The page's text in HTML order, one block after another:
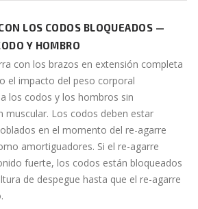
LOS CODOS BLOQUEADOS —
Y HOMBRO
con los brazos en extensión completa
el impacto del peso corporal
los codos y los hombros sin
muscular. Los codos deben estar
en el momento del re-agarre
amortiguadores. Si el re-agarre
fuerte, los codos están bloqueados
de despegue hasta que el re-agarre